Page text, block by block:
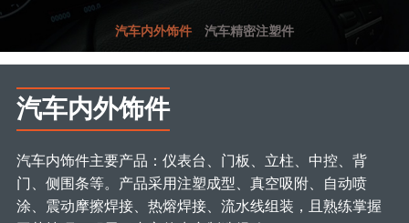
汽车内外饰件 汽车精密注塑件
汽车内外饰件
汽车内饰件主要产品：仪表台、门板、立柱、中控、背
门、侧围条等。产品采用注塑成型、真空吸附、自动喷
涂、震动摩擦焊接、热熔焊接、流水线组装，且熟练掌握